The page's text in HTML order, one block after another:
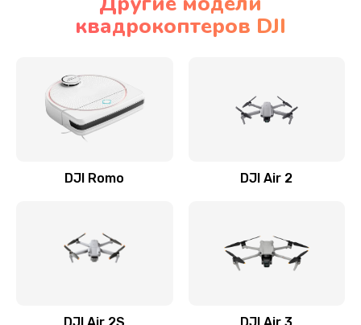
квадрокоптеров DJI
DJI Romo DJI Air 2